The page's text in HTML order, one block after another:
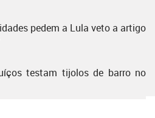
pedem a Lula veto a artigo
testam tijolos de barro no